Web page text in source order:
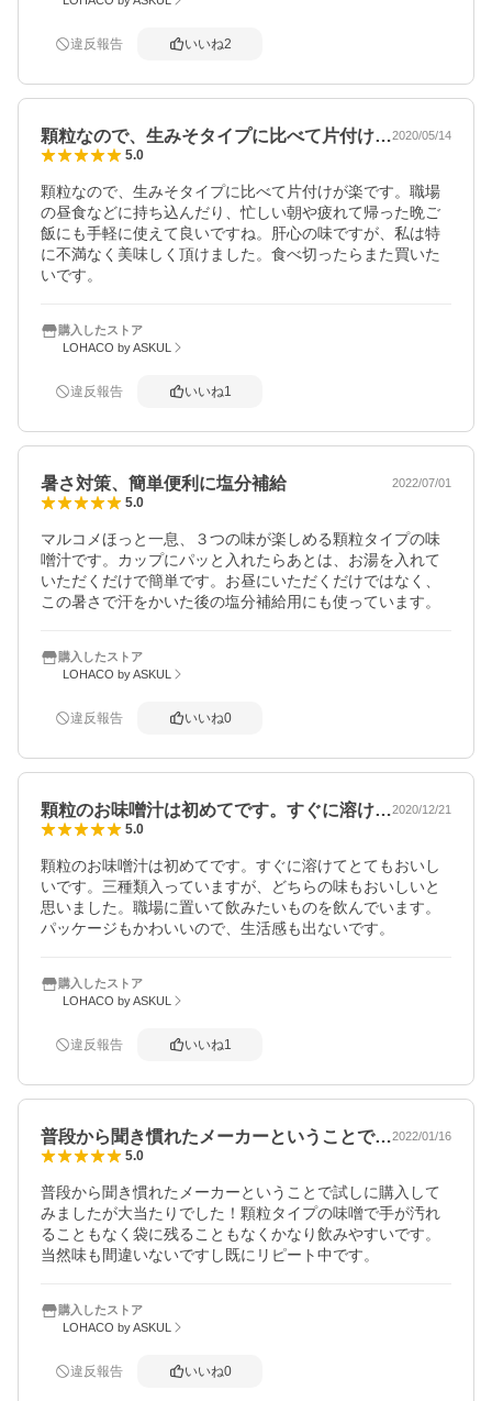
違反報告 いいね2
顆粒なので、生みそタイプに比べて片付け…2020/05/14
5.0
顆粒なので、生みそタイプに比べて片付けが楽です。職場
の昼食などに持ち込んだり、忙しい朝や疲れて帰った晩ご
飯にも手軽に使えて良いですね。肝心の味ですが、私は特
に不満なく美味しく頂けました。食べ切ったらまた買いた
いです。
購入したストア
LOHACO by ASKUL
違反報告 いいね1
暑さ対策、簡単便利に塩分補給 2022/07/01
5.0
マルコメほっと一息、３つの味が楽しめる顆粒タイプの味
噌汁です。カップにパッと入れたらあとは、お湯を入れて
いただくだけで簡単です。お昼にいただくだけではなく、
この暑さで汗をかいた後の塩分補給用にも使っています。
購入したストア
LOHACO by ASKUL
違反報告 いいね0
顆粒のお味噌汁は初めてです。すぐに溶け…2020/12/21
5.0
顆粒のお味噌汁は初めてです。すぐに溶けてとてもおいし
いです。三種類入っていますが、どちらの味もおいしいと
思いました。職場に置いて飲みたいものを飲んでいます。
パッケージもかわいいので、生活感も出ないです。
購入したストア
LOHACO by ASKUL
違反報告 いいね1
普段から聞き慣れたメーカーということで…2022/01/16
5.0
普段から聞き慣れたメーカーということで試しに購入して
みましたが大当たりでした！顆粒タイプの味噌で手が汚れ
ることもなく袋に残ることもなくかなり飲みやすいです。
当然味も間違いないですし既にリピート中です。
購入したストア
LOHACO by ASKUL
違反報告 いいね0